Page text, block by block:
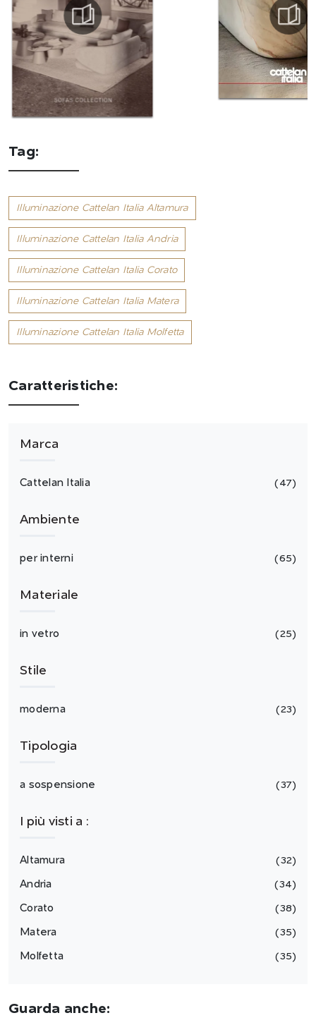
Tag:
Illuminazione Cattelan Italia Altamura
Illuminazione Cattelan Italia Andria
Illuminazione Cattelan Italia Corato
Illuminazione Cattelan Italia Matera
Illuminazione Cattelan Italia Molfetta
Caratteristiche:
Marca
Cattelan Italia 47
Ambiente
per interni 65
Materiale
in vetro 25
Stile
moderna 23
Tipologia
a sospensione 37
I più visti a :
Altamura 32
Andria 34
Corato 38
Matera 35
Molfetta 35
Guarda anche: